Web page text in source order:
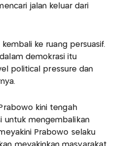
jalan keluar dari
ke ruang persuasif.
demokrasi itu
political pressure dan
kini tengah
untuk mengembalikan
Prabowo selaku